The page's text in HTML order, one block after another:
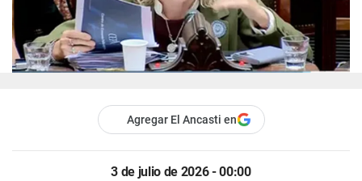
Agregar El Ancasti en
3 de julio de 2026 - 00:00